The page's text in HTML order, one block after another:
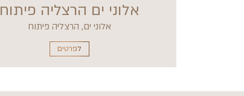
אלוני ים הרצליה פיתוח
אלוני ים, הרצליה פיתוח
לפרטים